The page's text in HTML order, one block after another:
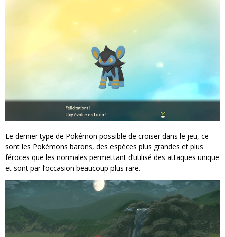
Le dernier type de Pokémon possible de croiser dans le jeu, ce
sont les Pokémons barons, des espèces plus grandes et plus
féroces que les normales permettant d’utilisé des attaques unique
et sont par l’occasion beaucoup plus rare.